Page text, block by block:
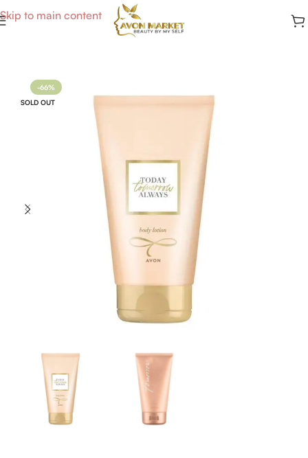
Skip to main content
Parfums Femme
-66%
SOLD OUT